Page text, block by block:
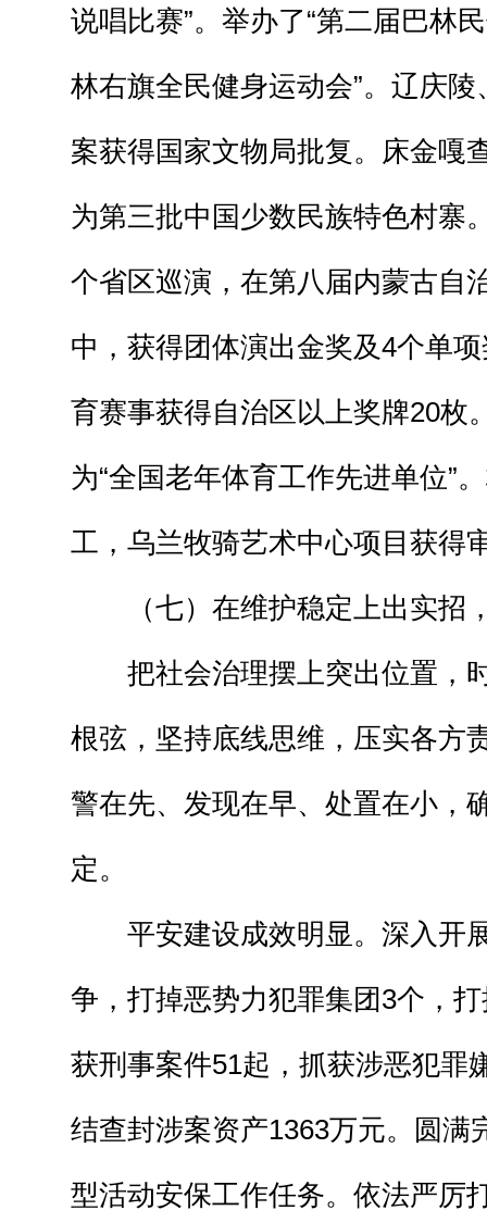
说唱比赛”。举办了“第二届巴林
林右旗全民健身运动会”。辽庆
案获得国家文物局批复。床金嘎
为第三批中国少数民族特色村寨
个省区巡演，在第八届内蒙古自
中，获得团体演出金奖及4个单
育赛事获得自治区以上奖牌20枚
为“全国老年体育工作先进单位”
工，乌兰牧骑艺术中心项目获得
（七）在维护稳定上出实招
把社会治理摆上突出位置，
根弦，坚持底线思维，压实各方
警在先、发现在早、处置在小，
定。
平安建设成效明显。深入开
争，打掉恶势力犯罪集团3个，
获刑事案件51起，抓获涉恶犯罪
结查封涉案资产1363万元。圆满
型活动安保工作任务。依法严厉